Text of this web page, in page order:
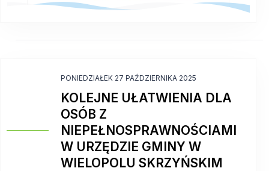
PONIEDZIAŁEK 27 PAŹDZIERNIKA 2025
KOLEJNE UŁATWIENIA DLA
OSÓB Z
NIEPEŁNOSPRAWNOŚCIAMI
W URZĘDZIE GMINY W
WIELOPOLU SKRZYŃSKIM